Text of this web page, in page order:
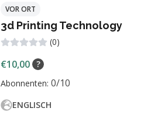
VOR ORT
3d Printing Technology
(0)
€10,00 ?
Abonnenten: 0/10
ENGLISCH